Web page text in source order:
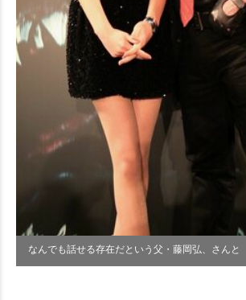
なんでも話せる存在だという父・藤岡弘、さんと